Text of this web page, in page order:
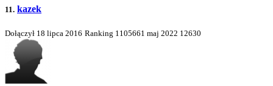
11. kazek
Dołączył 18 lipca 2016 Ranking 1105661 maj 2022 12630